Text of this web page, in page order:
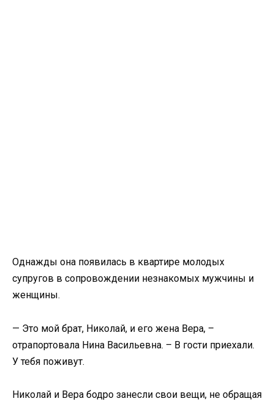
Однажды она появилась в квартире молодых
супругов в сопровождении незнакомых мужчины и
женщины.
— Это мой брат, Николай, и его жена Вера, –
отрапортовала Нина Васильевна. – В гости приехали.
У тебя поживут.
Николай и Вера бодро занесли свои вещи, не обращая